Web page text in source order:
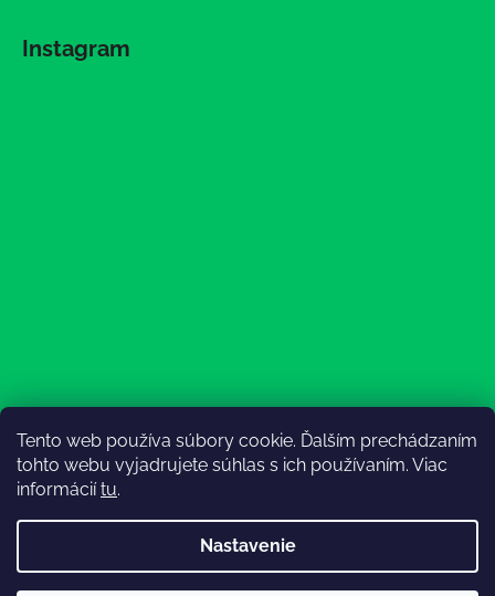
Tento web používa súbory cookie. Ďalším prechádzaním
tohto webu vyjadrujete súhlas s ich používaním. Viac
informáciítu.
Nastavenie
Instagram
Sledovať na Instagrame